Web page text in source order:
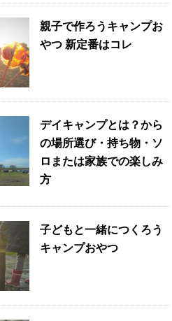
親子で作ろうキャンプお
やつ 新定番はコレ
デイキャンプとは？から
の場所選び・持ち物・ソ
ロまたは家族での楽しみ
方
子どもと一緒につくろう
キャンプおやつ